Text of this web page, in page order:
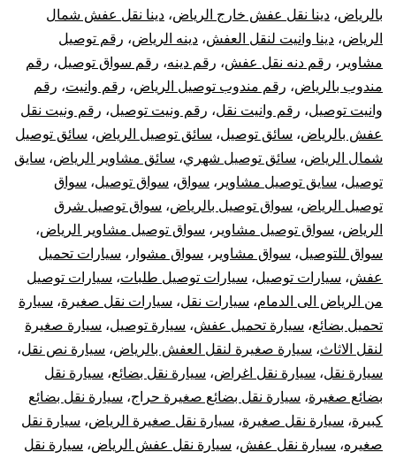
بالرياض، دينا نقل عفش خارج الرياض، دينا نقل عفش شمال
الرياض، دينا وانيت لنقل العفش، دينه الرياض، رقم توصيل
مشاوير ، رقم دنه نقل عفش، رقم دينه، رقم سواق توصيل، رقم
مندوب بالرياض، رقم مندوب توصيل الرياض، رقم وانيت، رقم
وانيت توصيل، رقم وانيت نقل، رقم ونيت توصيل، رقم ونيت نقل
عفش بالرياض، سائق توصيل، سائق توصيل الرياض، سائق توصيل
شمال الرياض، سائق توصيل شهري، سائق مشاوير الرياض، سايق
توصيل، سايق توصيل مشاوير ، سواق، سواق توصيل، سواق
توصيل الرياض، سواق توصيل بالرياض، سواق توصيل شرق
الرياض، سواق توصيل مشاوير ، سواق توصيل مشاوير الرياض،
سواق للتوصيل، سواق مشاوير ، سواق مشوار ، سيارات تحميل
عفش، سيارات توصيل، سيارات توصيل طلبات، سيارات توصيل
من الرياض الى الدمام، سيارات نقل، سيارات نقل صغيرة، سيارة
تحميل بضائع، سيارة تحميل عفش، سيارة توصيل، سيارة صغيرة
لنقل الاثاث، سيارة صغيرة لنقل العفش بالرياض، سيارة نص نقل،
سيارة نقل، سيارة نقل اغراض، سيارة نقل بضائع، سيارة نقل
بضائع صغيرة، سيارة نقل بضائع صغيرة حراج، سيارة نقل بضائع
كبيرة، سيارة نقل صغيرة، سيارة نقل صغيرة الرياض، سيارة نقل
صغيره، سيارة نقل عفش، سيارة نقل عفش الرياض، سيارة نقل